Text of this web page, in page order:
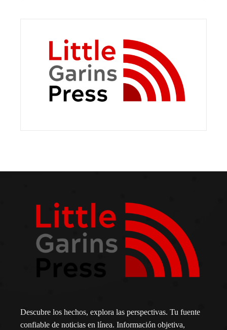
Descubre los hechos, explora las perspectivas. Tu fuente
confiable de noticias en línea. Información objetiva,